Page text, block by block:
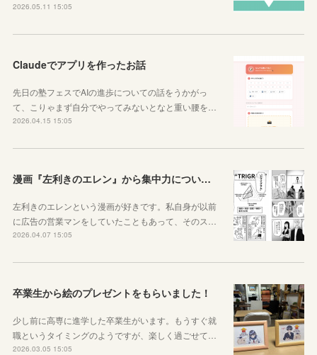
2026.05.11 15:05
Claudeでアプリを作ったお話
先日の塾フェスでAIの進歩についての話をうかがっ
て、こりゃまず自分でやってみないとなと重い腰を…
2026.04.15 15:05
漫画『左利きのエレン』から集中力について学ぼう
左利きのエレンという漫画が好きです。私自身が以前
に広告の営業マンをしていたこともあって、そのス…
2026.04.07 15:05
卒業生から絵のプレゼントをもらいました！
少し前に高専に進学した卒業生がいます。もうすぐ就
職というタイミングのようですが、楽しく過ごせて…
2026.03.05 15:05